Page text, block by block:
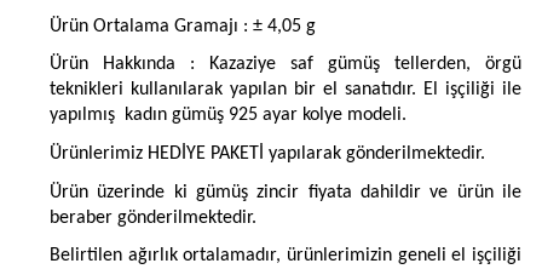
Ürün Ortalama Gramajı : ± 4,05 g
Ürün Hakkında : Kazaziye saf gümüş tellerden, örgü
teknikleri kullanılarak yapılan bir el sanatıdır. El işçiliği ile
yapılmış kadın gümüş 925 ayar kolye modeli.
Ürünlerimiz HEDİYE PAKETİ yapılarak gönderilmektedir.
Ürün üzerinde ki gümüş zincir fiyata dahildir ve ürün ile
beraber gönderilmektedir.
Belirtilen ağırlık ortalamadır, ürünlerimizin geneli el işçiliği